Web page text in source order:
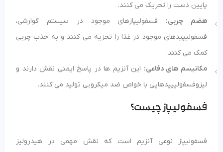
پایین دست را تحریک می کنند.
هضم چربی: فسفولیپازهای موجود در سیستم گوارشی،
فسفولیپیدهای موجود در غذا را تجزیه می کنند و به جذب چربی
کمک می کنند.
مکانیسم های دفاعی: این آنزیم ها در پاسخ ایمنی نقش دارند و
لیزوفسفولیپیدهایی با خواص ضد میکروبی تولید می کنند.
فسفولیپاز چیست؟
فسفولیپاز نوعی آنزیم است که نقش مهمی در هیدرولیز